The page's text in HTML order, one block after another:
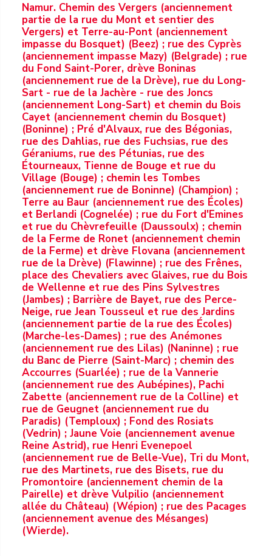
Namur. Chemin des Vergers (anciennement
partie de la rue du Mont et sentier des
Vergers) et Terre-au-Pont (anciennement
impasse du Bosquet) (Beez) ; rue des Cyprès
(anciennement impasse Mazy) (Belgrade) ; rue
du Fond Saint-Porer, drève Boninas
(anciennement rue de la Drève), rue du Long-
Sart - rue de la Jachère - rue des Joncs
(anciennement Long-Sart) et chemin du Bois
Cayet (anciennement chemin du Bosquet)
(Boninne) ; Pré d'Alvaux, rue des Bégonias,
rue des Dahlias, rue des Fuchsias, rue des
Géraniums, rue des Pétunias, rue des
Étourneaux, Tienne de Bouge et rue du
Village (Bouge) ; chemin les Tombes
(anciennement rue de Boninne) (Champion) ;
Terre au Baur (anciennement rue des Écoles)
et Berlandi (Cognelée) ; rue du Fort d'Emines
et rue du Chèvrefeuille (Daussoulx) ; chemin
de la Ferme de Ronet (anciennement chemin
de la Ferme) et drève Flovana (anciennement
rue de la Drève) (Flawinne) ; rue des Frênes,
place des Chevaliers avec Glaives, rue du Bois
de Wellenne et rue des Pins Sylvestres
(Jambes) ; Barrière de Bayet, rue des Perce-
Neige, rue Jean Tousseul et rue des Jardins
(anciennement partie de la rue des Écoles)
(Marche-les-Dames) ; rue des Anémones
(anciennement rue des Lilas) (Naninne) ; rue
du Banc de Pierre (Saint-Marc) ; chemin des
Accourres (Suarlée) ; rue de la Vannerie
(anciennement rue des Aubépines), Pachi
Zabette (anciennement rue de la Colline) et
rue de Geugnet (anciennement rue du
Paradis) (Temploux) ; Fond des Rosiats
(Vedrin) ; Jaune Voie (anciennement avenue
Reine Astrid), rue Henri Evenepoel
(anciennement rue de Belle-Vue), Tri du Mont,
rue des Martinets, rue des Bisets, rue du
Promontoire (anciennement chemin de la
Pairelle) et drève Vulpilio (anciennement
allée du Château) (Wépion) ; rue des Pacages
(anciennement avenue des Mésanges)
(Wierde).